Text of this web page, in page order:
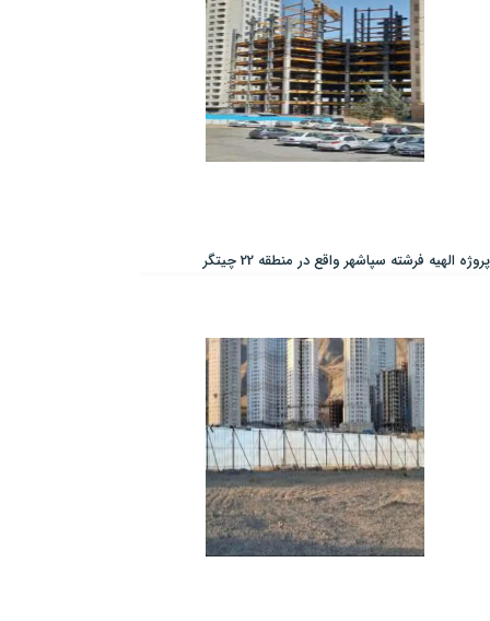
پروژه الهیه فرشته سپاشهر واقع در منطقه 22 چیتگر